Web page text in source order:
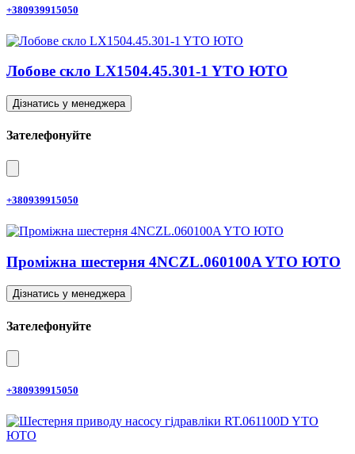
+380939915050
Лобове скло LX1504.45.301-1 YTO ЮТО
Дізнатись у менеджера
Зателефонуйте
+380939915050
Проміжна шестерня 4NCZL.060100A YTO ЮТО
Дізнатись у менеджера
Зателефонуйте
+380939915050